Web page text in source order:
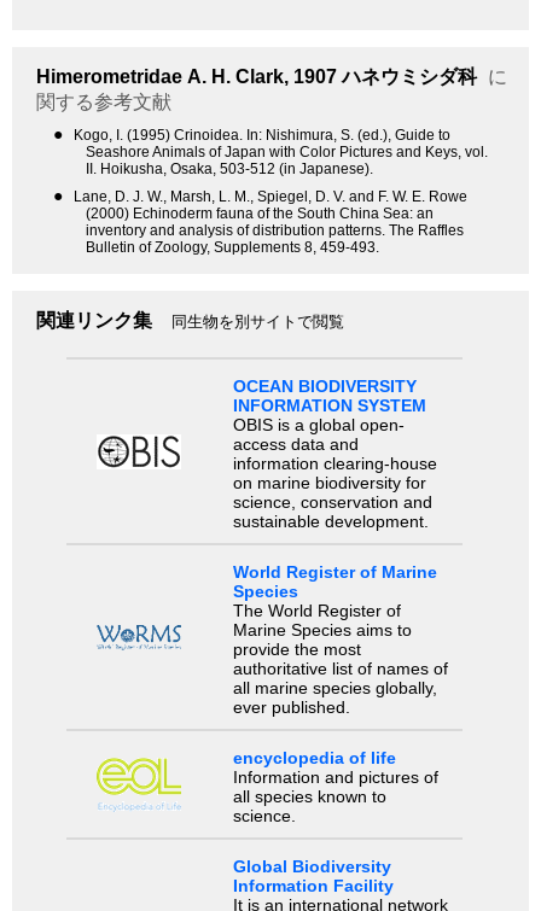
Himerometridae A. H. Clark, 1907ハネウミシダ科 に
関する参考文献
●
Kogo, I. (1995) Crinoidea. In: Nishimura, S. (ed.), Guide to
Seashore Animals of Japan with Color Pictures and Keys, vol.
II. Hoikusha, Osaka, 503-512 (in Japanese).
●
Lane, D. J. W., Marsh, L. M., Spiegel, D. V. and F. W. E. Rowe
(2000) Echinoderm fauna of the South China Sea: an
inventory and analysis of distribution patterns. The Raffles
Bulletin of Zoology, Supplements 8, 459-493.
関連リンク集 同生物を別サイトで閲覧
OCEAN BIODIVERSITY
INFORMATION SYSTEM
OBIS is a global open-
access data and
information clearing-house
on marine biodiversity for
science, conservation and
sustainable development.
World Register of Marine
Species
The World Register of
Marine Species aims to
provide the most
authoritative list of names of
all marine species globally,
ever published.
encyclopedia of life
Information and pictures of
all species known to
science.
Global Biodiversity
Information Facility
It is an international network